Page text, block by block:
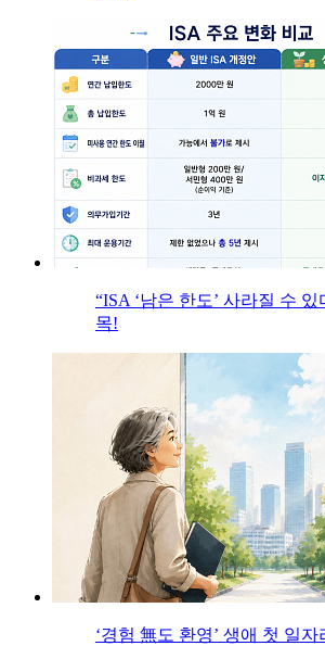
“ISA ‘남은 한도’ 사라질 수
목!
‘경험 無도 환영’ 생애 첫 일자